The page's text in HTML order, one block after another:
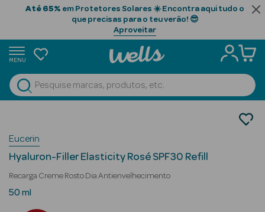
Até 65% em Protetores Solares ☀️ Encontra aqui tudo o
que precisas para o teu verão! 😎
Aproveitar
MENU
Ver Tudo
Beauty Season
Cabelo
Beauty Season
Hidratantes
Eucerin
Hyaluron-Filler Elasticity Rosé SPF30 Refill
Recarga Creme Rosto Dia Antienvelhecimento
50 ml